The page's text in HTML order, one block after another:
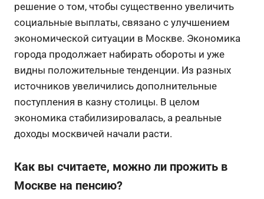
решение о том, чтобы существенно увеличить
социальные выплаты, связано с улучшением
экономической ситуации в Москве. Экономика
города продолжает набирать обороты и уже
видны положительные тенденции. Из разных
источников увеличились дополнительные
поступления в казну столицы. В целом
экономика стабилизировалась, а реальные
доходы москвичей начали расти.
Как вы считаете, можно ли прожить в
Москве на пенсию?